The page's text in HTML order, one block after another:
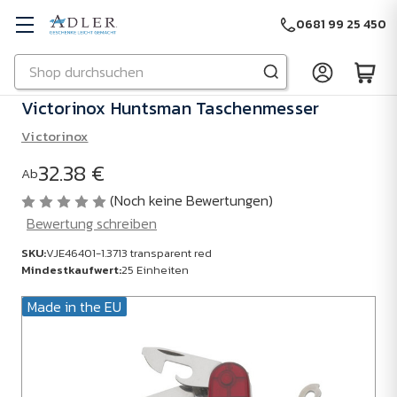
Zu Hauptinhalt springen
Suchen
0681 99 25 450
Made in the EU
Victorinox Huntsman Taschenmesser
Victorinox
Ab32.38 €
(Noch keine Bewertungen)
Bewertung schreiben
SKU:VJE46401-1.3713 transparent red
Mindestkaufwert:25 Einheiten
SKU: